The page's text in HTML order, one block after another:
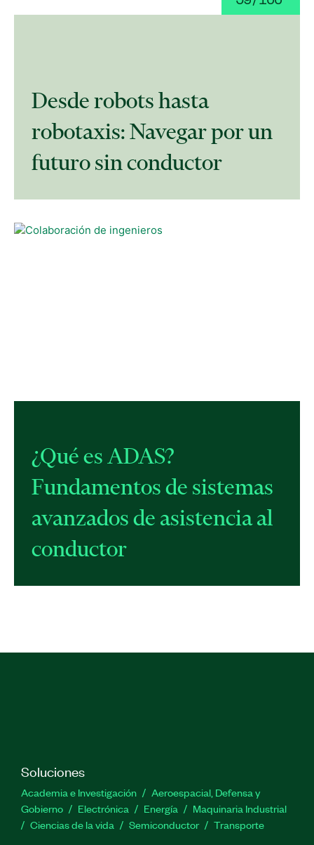
Desde robots hasta
robotaxis: Navegar por un
futuro sin conductor
¿Qué es ADAS?
Fundamentos de sistemas
avanzados de asistencia al
conductor
Soluciones
Academia e Investigación
Aeroespacial, Defensa y
Gobierno
Electrónica Energía
Maquinaria Industrial
Ciencias de la vida
Semiconductor Transporte